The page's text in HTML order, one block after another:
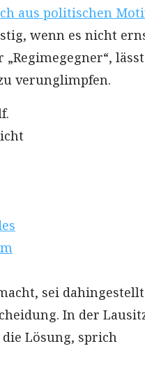
aus politischen
wenn es nicht
lässt
verunglimpfen.
sei
In der
Lösung, sprich